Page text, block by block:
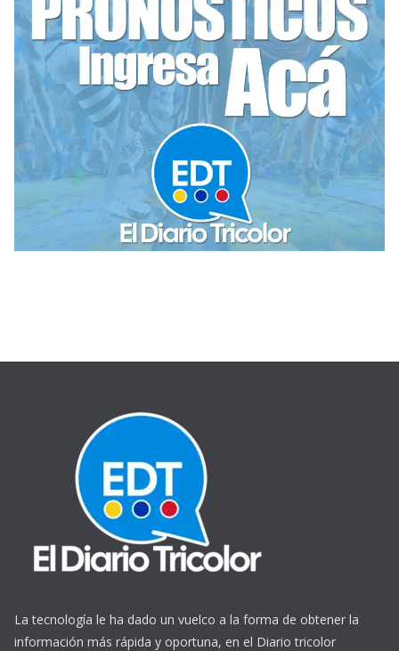
La tecnología le ha dado un vuelco a la forma de obtener la
información más rápida y oportuna, en el Diario tricolor